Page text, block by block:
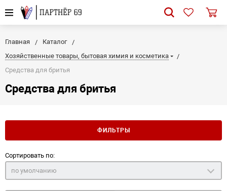
Главная
Каталог
Хозяйственные товары, бытовая химия и косметика
Средства для бритья
Средства для бритья
ФИЛЬТРЫ
Сортировать по:
по умолчанию